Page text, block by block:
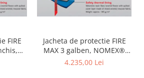
FIRE
Jacheta de protectie FIRE
MAX 3 galben, NOMEX®
Tought
4.235,00 Lei